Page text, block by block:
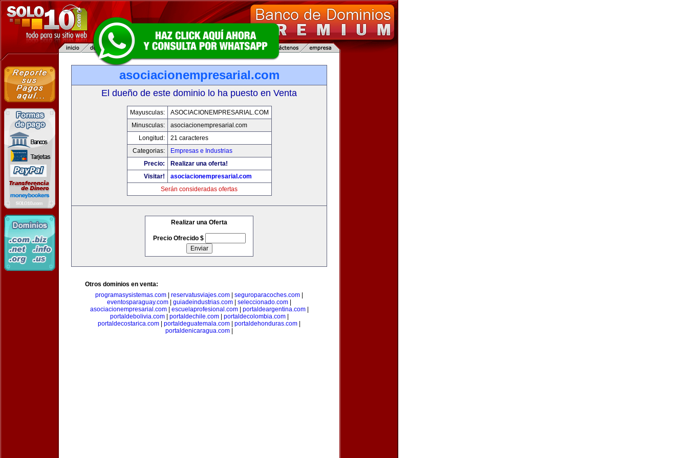
asociacionempresarial.com
El dueño de este dominio lo ha puesto en Venta
Mayusculas:
ASOCIACIONEMPRESARIAL.COM
Minusculas:
asociacionempresarial.com
Longitud:
21 caracteres
Categorias:
Empresas e Industrias
Precio:
Realizar una oferta!
Visitar!
asociacionempresarial.com
Serán consideradas ofertas
Realizar una Oferta
Precio Ofrecido $
Otros dominios en venta:
programasysistemas.com
reservatusviajes.com seguroparacoches.com
eventosparaguay.com
guiadeindustrias.com seleccionado.com
asociacionempresarial.com| escuelaprofesional.com| portaldeargentina.com|
portaldebolivia.com| portaldechile.com| portaldecolombia.com|
portaldecostarica.com
portaldeguatemala.com portaldehonduras.com
portaldenicaragua.com